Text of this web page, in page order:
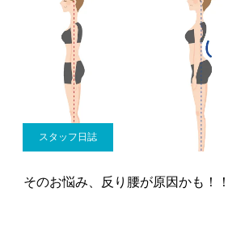
スタッフ日誌
そのお悩み、反り腰が原因かも！！